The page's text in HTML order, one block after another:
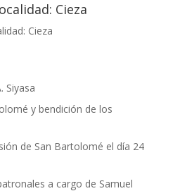
Cieza
Siyasa
y bendición de los
de San Bartolomé el día 24
a cargo de Samuel